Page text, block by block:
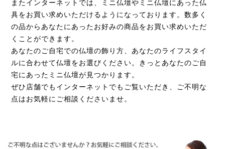
またインターネットでは、ミニ仏壇やミニ仏壇にあった仏
具をお買い求めいただけるようになっております。数多く
の品からあなたにあったお好みの商品をお買い求めいただ
くことができます。
あなたのご自宅での仏壇の飾り方、あなたのライフスタイ
ルに合わせて仏壇をお選びください。きっとあなたのご自
宅にあったミニ仏壇が見つかります。
ぜひ店舗でもインターネットでもご覧いただき、ご不明な
点はお気軽にご相談くださいませ。